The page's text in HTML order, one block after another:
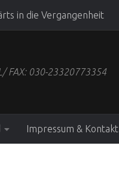
in die Vergangenheit
FAX: 030-23320773354
Impressum & Kontakt